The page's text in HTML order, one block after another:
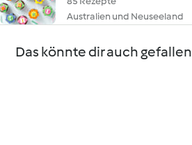
Australien und Neuseeland
Das könnte dir auch gefallen